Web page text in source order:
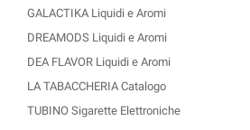
GALACTIKA Liquidi e Aromi
DREAMODS Liquidi e Aromi
DEA FLAVOR Liquidi e Aromi
LA TABACCHERIA Catalogo
TUBINO Sigarette Elettroniche